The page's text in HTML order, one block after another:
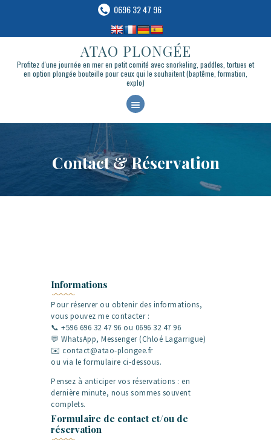
0696 32 47 96
ATAO PLONGÉE
Profitez d'une journée en mer en petit comité avec snorkeling, paddles, tortues et
en option plongée bouteille pour ceux qui le souhaitent (baptême, formation,
explo)
Contact & Réservation
ATAO PLONGÉE
Profitez d'une journée en mer en petit comité avec snorkeling, paddles, tortues et en
option plongée bouteille pour ceux qui le souhaitent (baptême, formation, explo)
E
L
CATAMARAN TORTUES
PLONGÉE & APNÉE
BATEAU-LOGEMENT
BLOG
CONTACT & RÉSERVATION
Informations
Pour réserver ou obtenir des informations,
vous pouvez me contacter :
📞 +596 696 32 47 96 ou 0696 32 47 96
💬 WhatsApp, Messenger (Chloé Lagarrigue)
✉️ contact@atao-plongee.fr
ou via le formulaire ci-dessous.
Pensez à anticiper vos réservations : en
dernière minute, nous sommes souvent
complets.
Formulaire de contact et/ou de
réservation